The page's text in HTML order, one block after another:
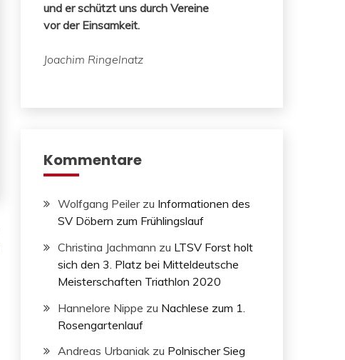
und er schützt uns durch Vereine
vor der Einsamkeit.
Joachim Ringelnatz
Kommentare
Wolfgang Peilerzu Informationen des
SV Döbern zum Frühlingslauf
Christina Jachmann zu LTSV Forst holt
sich den 3. Platz bei Mitteldeutsche
Meisterschaften Triathlon 2020
Hannelore Nippe zu Nachlese zum 1.
Rosengartenlauf
Andreas Urbaniakzu Polnischer Sieg